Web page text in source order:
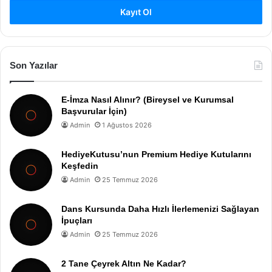
Kayıt Ol
Son Yazılar
E-İmza Nasıl Alınır? (Bireysel ve Kurumsal
Başvurular İçin)
Admin 1 Ağustos 2026
HediyeKutusu’nun Premium Hediye Kutularını
Keşfedin
Admin 25 Temmuz 2026
Dans Kursunda Daha Hızlı İlerlemenizi Sağlayan
İpuçları
Admin 25 Temmuz 2026
2 Tane Çeyrek Altın Ne Kadar?